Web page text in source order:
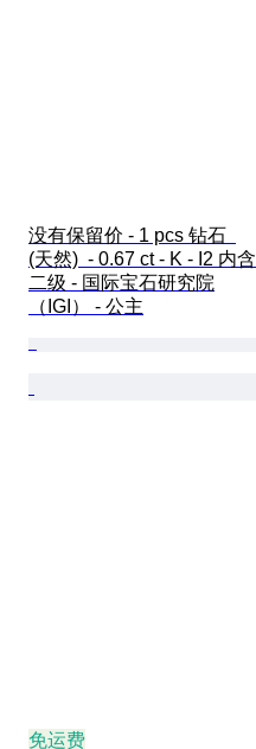
没有保留价 - 1 pcs 钻石
(天然)  - 0.67 ct - K - I2 内含
二级 - 国际宝石研究院
（IGI） - 公主
免运费